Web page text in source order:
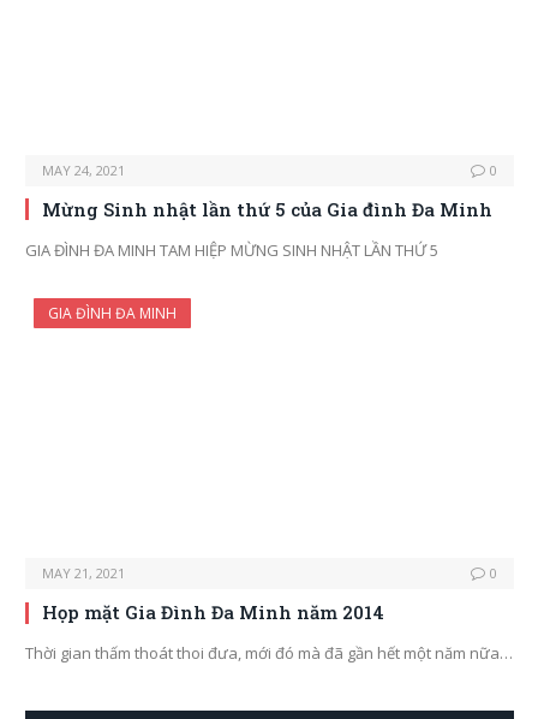
MAY 24, 2021 0
Mừng Sinh nhật lần thứ 5 của Gia đình Đa Minh
GIA ĐÌNH ĐA MINH TAM HIỆP MỪNG SINH NHẬT LẦN THỨ 5
GIA ĐÌNH ĐA MINH
MAY 21, 2021 0
Họp mặt Gia Đình Đa Minh năm 2014
Thời gian thấm thoát thoi đưa, mới đó mà đã gần hết một năm nữa…